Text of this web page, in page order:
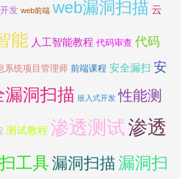
发 web前端 web漏洞扫描 云
能 人工智能教程 代码审查 代码
系统项目管理师 前端课程 安全漏扫 安
漏洞扫描 嵌入式开发 性能测
测试教程 渗透测试渗透
工具 漏洞扫描 漏洞扫